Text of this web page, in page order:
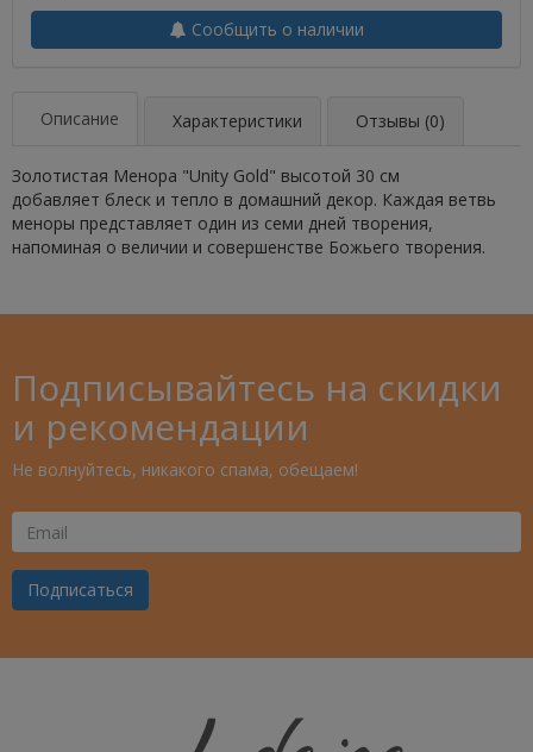
Сообщить о наличии
Описание Характеристики Отзывы (0)
Золотистая Менора "Unity Gold" высотой 30 см
добавляет блеск и тепло в домашний декор. Каждая ветвь
меноры представляет один из семи дней творения,
напоминая о величии и совершенстве Божьего творения.
Подписывайтесь на скидки
и рекомендации
Не волнуйтесь, никакого спама, обещаем!
Ваш
Email
Подписаться